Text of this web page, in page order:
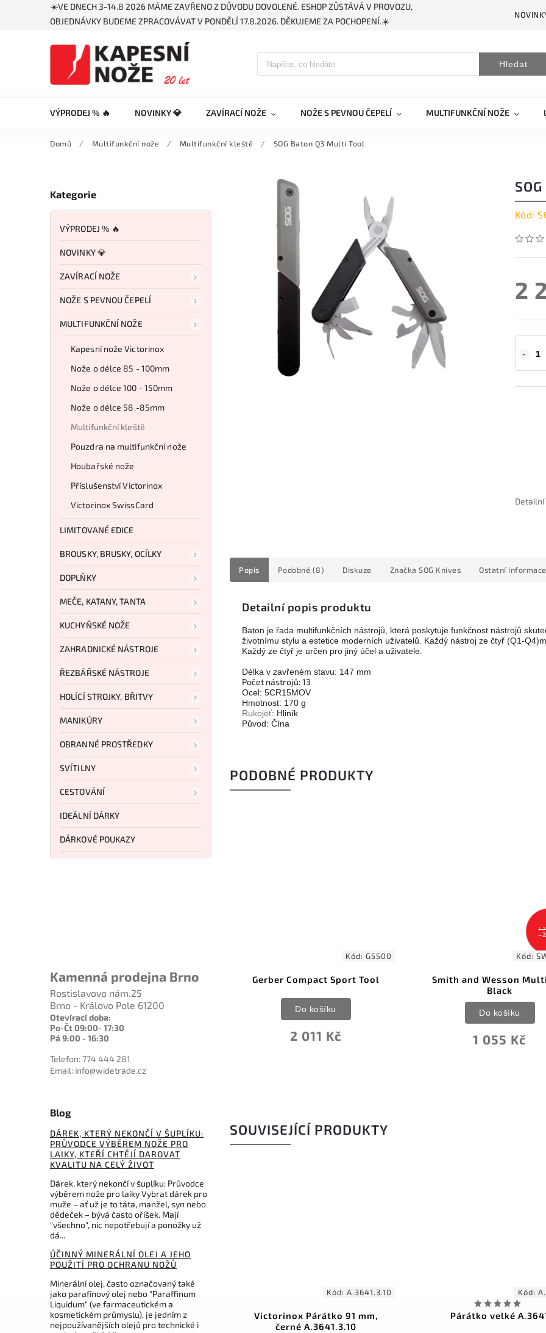
☀️VE DNECH 3-14.8 2026 MÁME ZAVŘENO Z DŮVODU DOVOLENÉ. ESHOP ZŮSTÁVÁ V PROVOZU,
OBJEDNÁVKY BUDEME ZPRACOVÁVAT V PONDĚLÍ 17.8.2026. DĚKUJEME ZA POCHOPENÍ.☀️
Hledat
VÝPRODEJ % 🔥 NOVINKY 💎 ZAVÍRACÍ NOŽE NOŽE S PEVNOU ČEPELÍ MULTIFUNKČNÍ NOŽE
Domů / Multifunkční nože / Multifunkční kleště / SOG Baton Q3 Multi Tool
Kategorie
VÝPRODEJ % 🔥
NOVINKY 💎
ZAVÍRACÍ NOŽE
NOŽE S PEVNOU ČEPELÍ
MULTIFUNKČNÍ NOŽE
Kapesní nože Victorinox
Nože o délce 85 - 100mm
Nože o délce 100 - 150mm
Nože o délce 58 -85mm
Multifunkční kleště
Pouzdra na multifunkční nože
Houbařské nože
Příslušenství Victorinox
Victorinox SwissCard
LIMITOVANÉ EDICE
BROUSKY, BRUSKY, OCÍLKY
DOPLŇKY
MEČE, KATANY, TANTA
KUCHYŇSKÉ NOŽE
ZAHRADNICKÉ NÁSTROJE
ŘEZBÁŘSKÉ NÁSTROJE
HOLÍCÍ STROJKY, BŘITVY
MANIKÚRY
OBRANNÉ PROSTŘEDKY
SVÍTILNY
CESTOVÁNÍ
IDEÁLNÍ DÁRKY
DÁRKOVÉ POUKAZY
Kamenná prodejna Brno
Rostislavovo nám.25
Brno - Královo Pole 61200
Otevírací doba:
Po-Čt 09:00- 17:30
Pá 9:00 - 16:30
Telefon: 774 444 281
Email: info@widetrade.cz
Blog
DÁREK, KTERÝ NEKONČÍ V ŠUPLÍKU:
PRŮVODCE VÝBĚREM NOŽE PRO
LAIKY, KTEŘÍ CHTĚJÍ DAROVAT
KVALITU NA CELÝ ŽIVOT
Dárek, který nekončí v šuplíku: Průvodce
výběrem nože pro laiky Vybrat dárek pro
muže – ať už je to táta, manžel, syn nebo
dědeček – bývá často oříšek. Mají
"všechno", nic nepotřebují a ponožky už
dá...
ÚČINNÝ MINERÁLNÍ OLEJ A JEHO
POUŽITÍ PRO OCHRANU NOŽŮ
Minerální olej, často označovaný také
jako parafínový olej nebo "Paraffinum
Liquidum" (ve farmaceutickém a
kosmetickém průmyslu), je jedním z
nejpoužívanějších olejů pro technické i
Kód:
2
Popis Podobné (8) Diskuze Značka SOG Knives Ostatní informace
Detailní popis produktu
Baton je řada multifunkčních nástrojů, která poskytuje funkčnost nástrojů
životnímu stylu a estetice moderních uživatelů. Každý nástroj ze čtyř (Q1-
Každý ze čtyř je určen pro jiný účel a uživatele.
Délka v zavřeném stavu: 147 mm
Počet nástrojů: 13
Ocel: 5CR15MOV
Hmotnost: 170 g
Rukojeť: Hliník
Původ: Čína
PODOBNÉ PRODUKTY
Mora Roeing & Bleeding Knife
950P
1 039 Kč
Do košíku
Kód: G5500
Gerber Compact Sport Tool
2 011 Kč
Do košíku
1
Kód:
Smith and Wesson
Black
1 055 Kč
Do košíku
SOUVISEJÍCÍ PRODUKTY
Kód:4.1879
Klíčenka Victorinox 4.1879
Kód: A.3641.3.10
Victorinox Párátko 91 mm,
černé A.3641.3.10
Kód:
Párátko velké